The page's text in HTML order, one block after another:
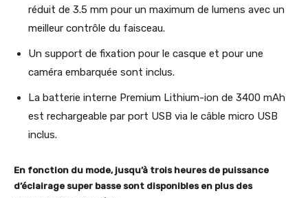
réduit de 3.5 mm pour un maximum de lumens avec un
meilleur contrôle du faisceau.
Un support de fixation pour le casque et pour une
caméra embarquée sont inclus.
La batterie interne Premium Lithium-ion de 3400 mAh
est rechargeable par port USB via le câble micro USB
inclus.
En fonction du mode, jusqu’à trois heures de puissance
d’éclairage super basse sont disponibles en plus des